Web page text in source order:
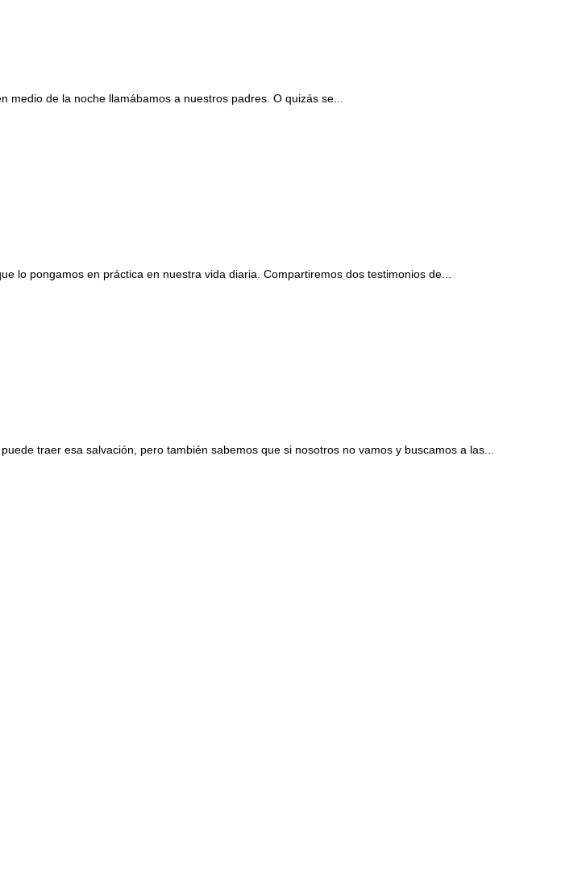
de la noche llamábamos a nuestros padres. O quizás se...
lo pongamos en práctica en nuestra vida diaria. Compartiremos dos testimonios de...
traer esa salvación, pero también sabemos que si nosotros no vamos y buscamos a las...